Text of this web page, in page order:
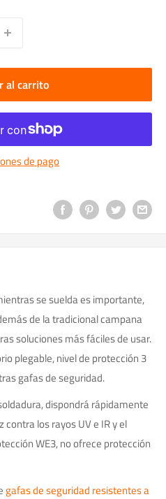
al carrito
de pago
se suelda es importante,
de la tradicional campana
soluciones más fáciles de usar.
plegable, nivel de protección 3
gafas de seguridad.
dispondrá rápidamente
los rayos UV e IR y el
WE3, no ofrece protección
gafas de seguridad resistentes a